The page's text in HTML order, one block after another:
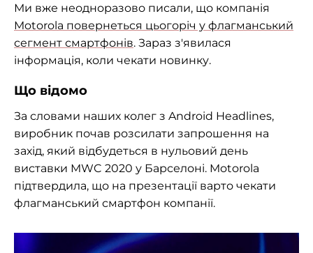
Ми вже неодноразово писали, що компанія
Motorola повернеться цьогоріч у флагманський
сегмент смартфонів. Зараз з'явилася
інформація, коли чекати новинку.
Що відомо
За словами наших колег з Android Headlines,
виробник почав розсилати запрошення на
захід, який відбудеться в нульовий день
виставки MWC 2020 у Барселоні. Motorola
підтвердила, що на презентації варто чекати
флагманський смартфон компанії.